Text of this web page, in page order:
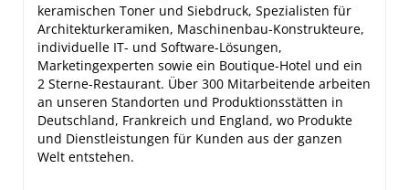
keramischen Toner und Siebdruck, Spezialisten für
Architekturkeramiken, Maschinenbau-Konstrukteure,
individuelle IT- und Software-Lösungen,
Marketingexperten sowie ein Boutique-Hotel und ein
2 Sterne-Restaurant. Über 300 Mitarbeitende arbeiten
an unseren Standorten und Produktionsstätten in
Deutschland, Frankreich und England, wo Produkte
und Dienstleistungen für Kunden aus der ganzen
Welt entstehen.